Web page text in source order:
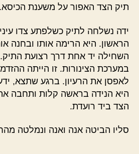
תיק הצד האפור על משענת הכיסא.
ידה נשלחה לתיק כשלפתע צדו
הראשון. היא הרימה אותו ובחנה
השחילה יד אחת דרך רצועת
במערכת הצינורות. זו הייתה
לאפסן את הרעיון. ברגע שתצא,
היא הנידה בראשה קלות ותחבה
הצד ביד רועדת.
סליו הביטה אנה ואנה ונמלטה